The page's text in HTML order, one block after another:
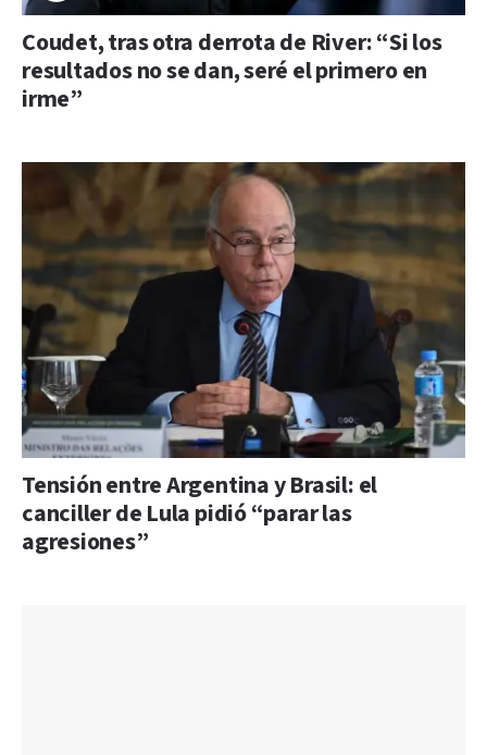
Coudet, tras otra derrota de River: “Si los
resultados no se dan, seré el primero en
irme”
Tensión entre Argentina y Brasil: el
canciller de Lula pidió “parar las
agresiones”